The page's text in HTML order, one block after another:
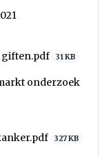
giften.pdf 31 KB
onderzoek
327 KB